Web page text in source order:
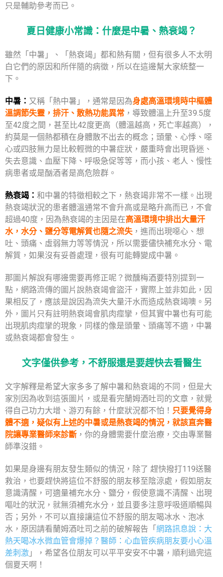
只是輔助參考而已。
夏日健康小常識：什麼是中暑、熱衰竭？
雖然「中暑」、「熱衰竭」都和熱有關，但有很多人不太明
白它們的原因和所伴隨的病徵，所以在這邊幫大家統整一
下。
中暑： 又稱「熱中暑」，通常是因為身處高溫環境時中樞體
溫調節失靈，排汗、散熱功能異常 ，導致體溫上升至39.5度
至42度之間，甚至比42度更高（體溫越高，死亡率越高），
約莫是一個熱都積在身體散不出去的概念；頭暈、心悸、噁
心或四肢無力是比較輕微的中暑症狀，嚴重時會出現昏迷、
失去意識、血壓下降、呼吸急促等等，而小孩、老人、慢性
病患者或是酗酒者是高危險群。
熱衰竭： 和中暑的特徵相較之下，熱衰竭非常不一樣。出現
熱衰竭狀況的患者體溫通常不會升高或是略升高而已，不會
超過40度，因為熱衰竭的主因是在高溫環境中排出大量汗
水，水分、鹽分等電解質也隨之流失 ，進而出現噁心、想
吐、頭痛、虛弱無力等等情況，所以需要儘快補充水分、電
解質，如果沒有妥善處理，很有可能轉變成中暑。
那圖片解說有哪邊需要再修正呢？微醺梅酒要特別提到一
點，網路流傳的圖片說熱衰竭會盜汗，實際上並非如此，因
果相反了，應該是說因為流失大量汗水而造成熱衰竭噢。另
外，圖片只有註明熱衰竭會肌肉痙攣，但其實中暑也有可能
出現肌肉痙攣的現象，同樣的像是頭暈、頭痛等不適，中暑
或熱衰竭都會發生。
文字僅供參考，不舒服還是要趕快去看醫生
文字解釋是希望大家多多了解中暑和熱衰竭的不同，但是大
家別因為收到這張圖片，或是看完蘭姆酒吐司的文章，就覺
得自己功力大增、游刃有餘，什麼狀況都不怕！ 只要覺得身
體不適，疑似有上述的中暑或是熱衰竭的情況，就該直奔醫
院讓專業醫師來診斷 ，你的身體需要什麼治療，交由專業醫
師準沒錯。
如果是身邊有朋友發生類似的情況，除了 趕快撥打119送醫
救治，也要趕快將這位不舒服的朋友移至陰涼處，假如朋友
意識清醒，可適量補充水分、鹽分，假使意識不清醒、出現
嘔吐的狀況，就無須補充水分，並且要多注意呼吸道順暢與
否；另外，不可以直接讓這位不舒服的朋友喝冰水、泡冰
水，原因請看蘭姆酒吐司之前的破解報告「 網路訊息說：大
熱天喝冰水微血管會爆掉？醫師：心血管疾病朋友要小心溫
差刺激 」，希望各位朋友可以平平安安不中暑，順利過完這
個夏天啊！